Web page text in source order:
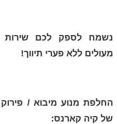
נשמח לספק לכם שירות
מעולים ללא פערי תיווך!
החלפת מנוע מיבוא /
של קיה קארנס: